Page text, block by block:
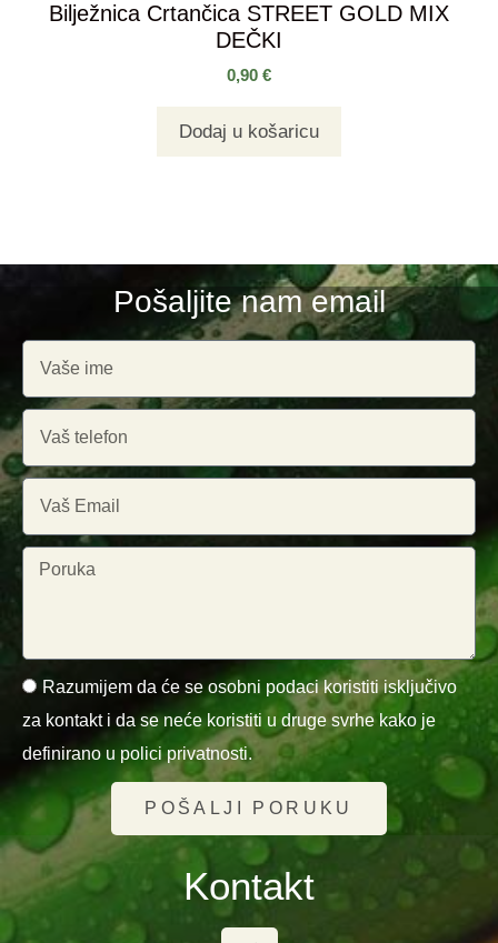
Bilježnica Crtančica STREET GOLD MIX
DEČKI
0,90 €
Dodaj u košaricu
Pošaljite nam email
Razumijem da će se osobni podaci koristiti isključivo
za kontakt i da se neće koristiti u druge svrhe kako je
definirano u polici privatnosti.
POŠALJI PORUKU
Kontakt